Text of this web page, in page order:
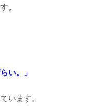
。
い。」
います。